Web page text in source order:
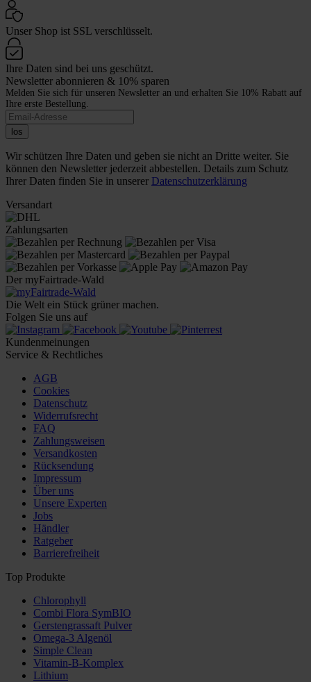
Unser Shop ist SSL verschlüsselt.
Ihre Daten sind bei uns geschützt.
Newsletter abonnieren & 10% sparen
Melden Sie sich für unseren Newsletter an und erhalten Sie 10% Rabatt auf
Ihre erste Bestellung.
los
Wir schützen Ihre Daten und geben sie nicht an Dritte weiter. Sie
können den Newsletter jederzeit abbestellen. Details zum Schutz
Ihrer Daten finden Sie in unserer Datenschutzerklärung
Versandart
Zahlungsarten
Der myFairtrade-Wald
Die Welt ein Stück grüner machen.
Folgen Sie uns auf
Kundenmeinungen
Service & Rechtliches
AGB
Cookies
Datenschutz
Widerrufsrecht
FAQ
Zahlungsweisen
Versandkosten
Rücksendung
Impressum
Über uns
Unsere Experten
Jobs
Händler
Ratgeber
Barrierefreiheit
Top Produkte
Chlorophyll
Combi Flora SymBIO
Gerstengrassaft Pulver
Omega-3 Algenöl
Simple Clean
Vitamin-B-Komplex
Lithium